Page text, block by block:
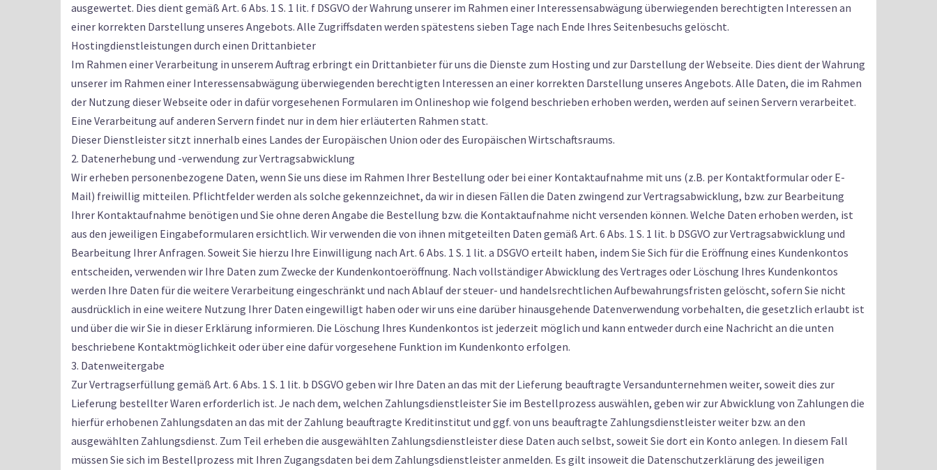
ausgewertet. Dies dient gemäß Art. 6 Abs. 1 S. 1 lit. f DSGVO der Wahrung unserer im Rahmen einer Interessensabwägung überwiegenden berechtigten Interessen an
einer korrekten Darstellung unseres Angebots. Alle Zugriffsdaten werden spätestens sieben Tage nach Ende Ihres Seitenbesuchs gelöscht.
Hostingdienstleistungen durch einen Drittanbieter
Im Rahmen einer Verarbeitung in unserem Auftrag erbringt ein Drittanbieter für uns die Dienste zum Hosting und zur Darstellung der Webseite. Dies dient der Wahrung
unserer im Rahmen einer Interessensabwägung überwiegenden berechtigten Interessen an einer korrekten Darstellung unseres Angebots. Alle Daten, die im Rahmen
der Nutzung dieser Webseite oder in dafür vorgesehenen Formularen im Onlineshop wie folgend beschrieben erhoben werden, werden auf seinen Servern verarbeitet.
Eine Verarbeitung auf anderen Servern findet nur in dem hier erläuterten Rahmen statt.
Dieser Dienstleister sitzt innerhalb eines Landes der Europäischen Union oder des Europäischen Wirtschaftsraums.
2. Datenerhebung und -verwendung zur Vertragsabwicklung
Wir erheben personenbezogene Daten, wenn Sie uns diese im Rahmen Ihrer Bestellung oder bei einer Kontaktaufnahme mit uns (z.B. per Kontaktformular oder E-
Mail) freiwillig mitteilen. Pflichtfelder werden als solche gekennzeichnet, da wir in diesen Fällen die Daten zwingend zur Vertragsabwicklung, bzw. zur Bearbeitung
Ihrer Kontaktaufnahme benötigen und Sie ohne deren Angabe die Bestellung bzw. die Kontaktaufnahme nicht versenden können. Welche Daten erhoben werden, ist
aus den jeweiligen Eingabeformularen ersichtlich. Wir verwenden die von ihnen mitgeteilten Daten gemäß Art. 6 Abs. 1 S. 1 lit. b DSGVO zur Vertragsabwicklung und
Bearbeitung Ihrer Anfragen. Soweit Sie hierzu Ihre Einwilligung nach Art. 6 Abs. 1 S. 1 lit. a DSGVO erteilt haben, indem Sie Sich für die Eröffnung eines Kundenkontos
entscheiden, verwenden wir Ihre Daten zum Zwecke der Kundenkontoeröffnung. Nach vollständiger Abwicklung des Vertrages oder Löschung Ihres Kundenkontos
werden Ihre Daten für die weitere Verarbeitung eingeschränkt und nach Ablauf der steuer- und handelsrechtlichen Aufbewahrungsfristen gelöscht, sofern Sie nicht
ausdrücklich in eine weitere Nutzung Ihrer Daten eingewilligt haben oder wir uns eine darüber hinausgehende Datenverwendung vorbehalten, die gesetzlich erlaubt ist
und über die wir Sie in dieser Erklärung informieren. Die Löschung Ihres Kundenkontos ist jederzeit möglich und kann entweder durch eine Nachricht an die unten
beschriebene Kontaktmöglichkeit oder über eine dafür vorgesehene Funktion im Kundenkonto erfolgen.
3. Datenweitergabe
Zur Vertragserfüllung gemäß Art. 6 Abs. 1 S. 1 lit. b DSGVO geben wir Ihre Daten an das mit der Lieferung beauftragte Versandunternehmen weiter, soweit dies zur
Lieferung bestellter Waren erforderlich ist. Je nach dem, welchen Zahlungsdienstleister Sie im Bestellprozess auswählen, geben wir zur Abwicklung von Zahlungen die
hierfür erhobenen Zahlungsdaten an das mit der Zahlung beauftragte Kreditinstitut und ggf. von uns beauftragte Zahlungsdienstleister weiter bzw. an den
ausgewählten Zahlungsdienst. Zum Teil erheben die ausgewählten Zahlungsdienstleister diese Daten auch selbst, soweit Sie dort ein Konto anlegen. In diesem Fall
müssen Sie sich im Bestellprozess mit Ihren Zugangsdaten bei dem Zahlungsdienstleister anmelden. Es gilt insoweit die Datenschutzerklärung des jeweiligen